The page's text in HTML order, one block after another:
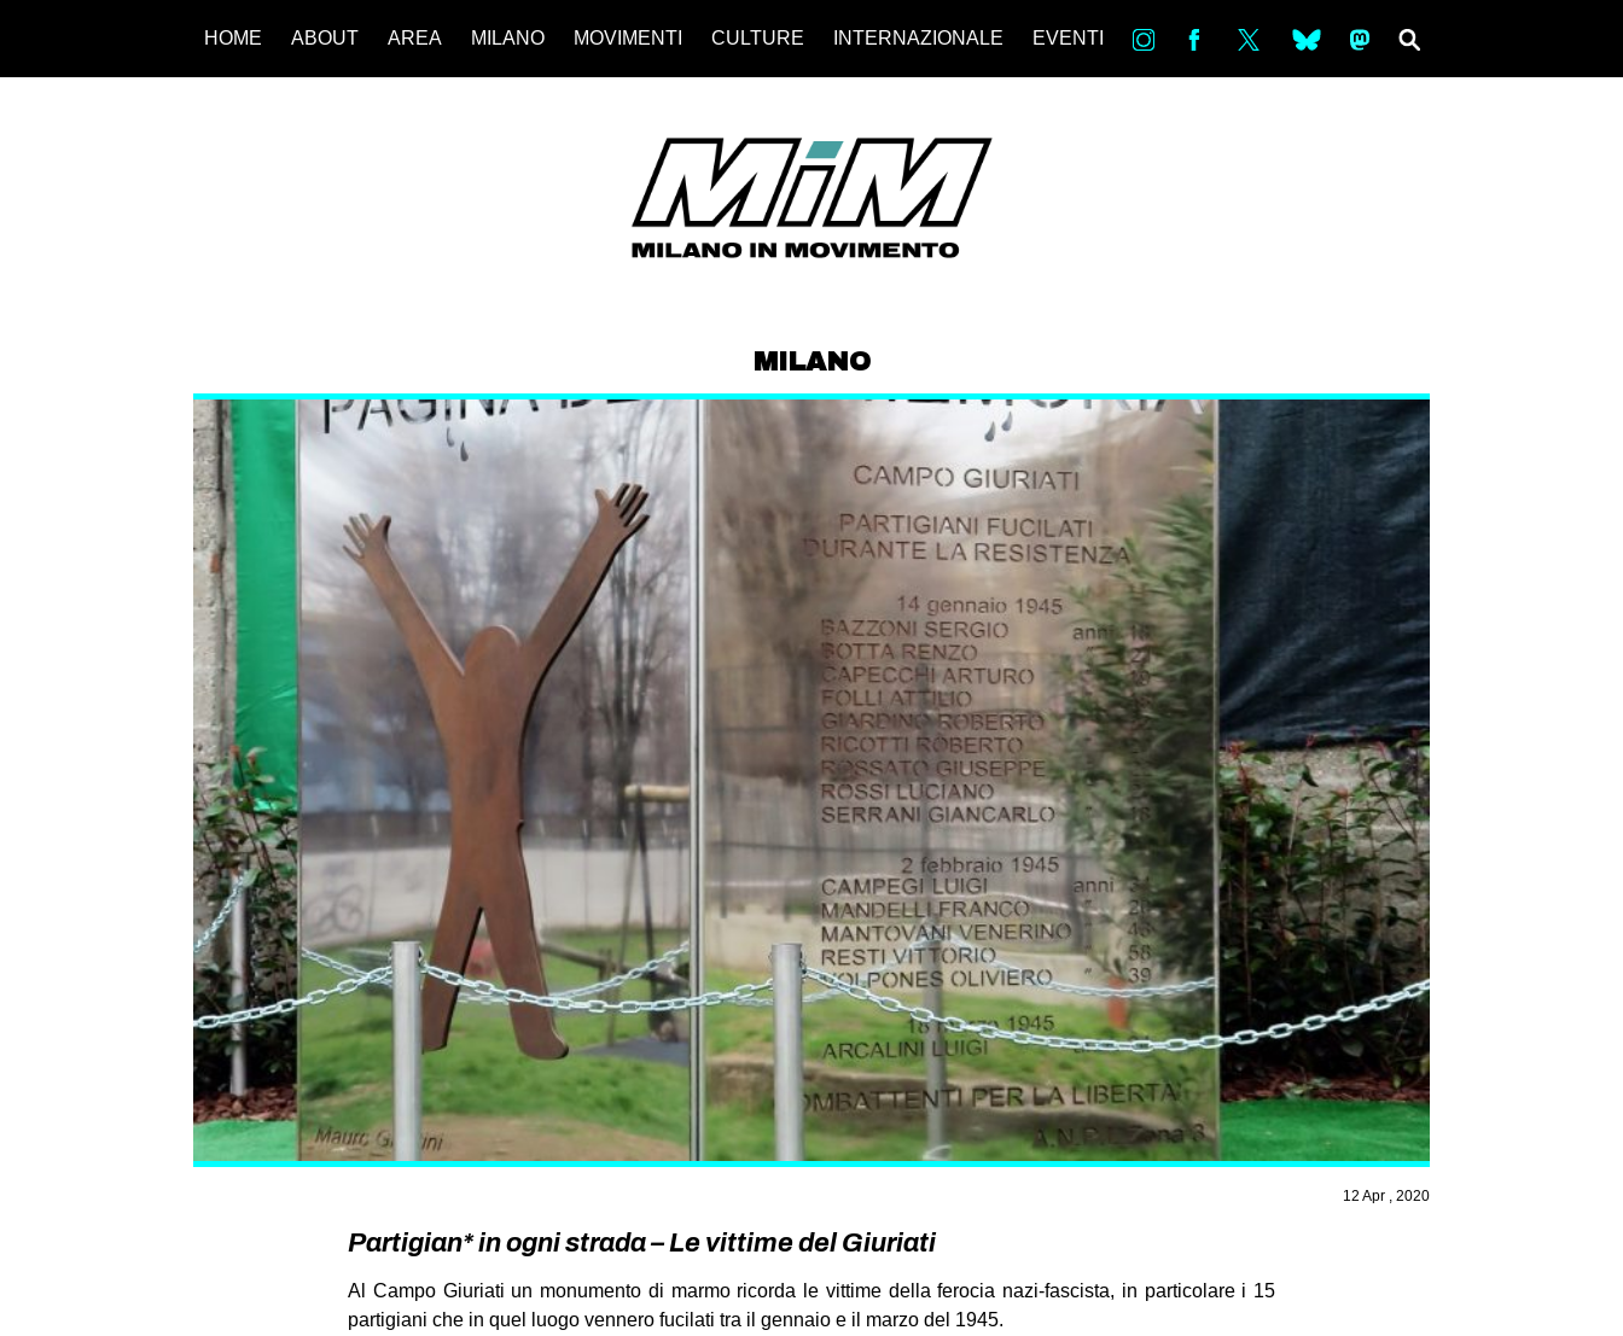
HOME ABOUT AREA MILANO MOVIMENTI CULTURE INTERNAZIONALE EVENTI in bsky ms
MILANO
12 Apr , 2020
Partigian* in ogni strada – Le vittime del Giuriati
Al Campo Giuriati un monumento di marmo ricorda le vittime della ferocia nazi-fascista, in particolare i 15
partigiani che in quel luogo vennero fucilati tra il gennaio e il marzo del 1945.